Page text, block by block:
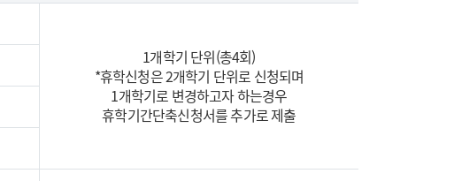
1개학기 단위(총4회)
*휴학신청은 2개학기 단위로 신청되며
1개학기로 변경하고자 하는경우
휴학기간단축신청서를 추가로 제출